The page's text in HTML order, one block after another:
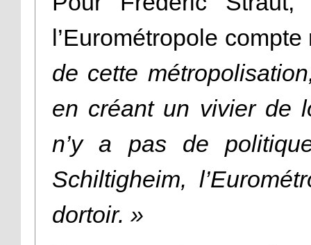
l’Eurométropole
de cette
en créant un vivier de
n’y a pas de
Schiltigheim,
dortoir. »